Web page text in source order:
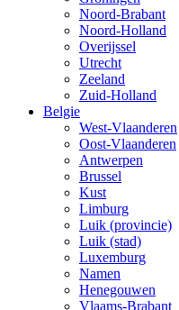
Noord-Brabant
Noord-Holland
Overijssel
Utrecht
Zeeland
Zuid-Holland
Belgie
West-Vlaanderen
Oost-Vlaanderen
Antwerpen
Brussel
Kust
Limburg
Luik (provincie)
Luik (stad)
Luxemburg
Namen
Henegouwen
Vlaams-Brabant